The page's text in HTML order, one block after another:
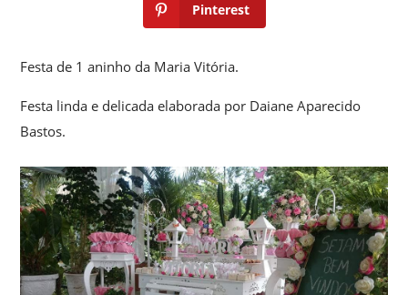
Pinterest
Festa de 1 aninho da Maria Vitória.
Festa linda e delicada elaborada por Daiane Aparecido
Bastos.